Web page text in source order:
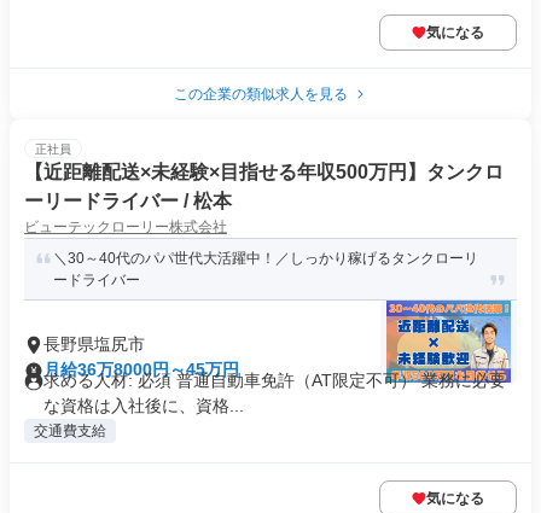
気になる
この企業の類似求人を見る
正社員
【近距離配送×未経験×目指せる年収500万円】タンクロ
ーリードライバー / 松本
ビューテックローリー株式会社
＼30～40代のパパ世代大活躍中！／しっかり稼げるタンクローリ
ードライバー
長野県塩尻市
月給36万8000円～45万円
求める人材: 必須 普通自動車免許（AT限定不可） 業務に必要
な資格は入社後に、資格...
交通費支給
気になる